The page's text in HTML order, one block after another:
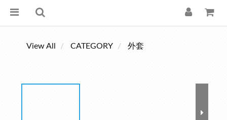
View All CATEGORY 外套